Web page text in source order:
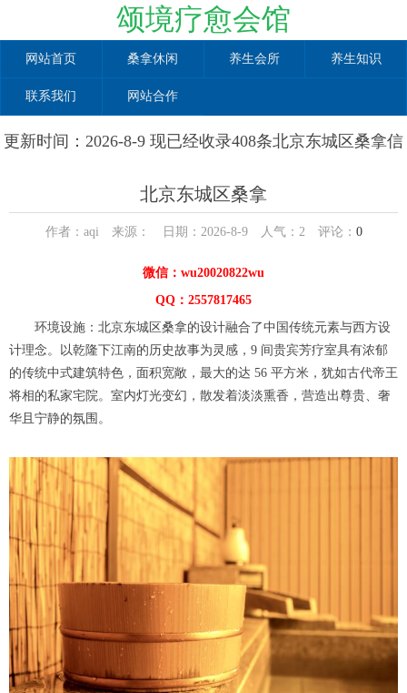
颂境疗愈会馆
网站首页 桑拿休闲 养生会所 养生知识
联系我们 网站合作
更新时间：2026-8-9 现已经收录408条北京东城区桑拿信
北京东城区桑拿
作者：aqi 来源： 日期：2026-8-9 人气： 2评论： 0
微信：wu20020822wu
QQ：2557817465
环境设施：北京东城区桑拿的设计融合了中国传统元素与西方设
计理念。以乾隆下江南的历史故事为灵感，9 间贵宾芳疗室具有浓郁
的传统中式建筑特色，面积宽敞，最大的达 56 平方米，犹如古代帝王
将相的私家宅院。室内灯光变幻，散发着淡淡熏香，营造出尊贵、奢
华且宁静的氛围。